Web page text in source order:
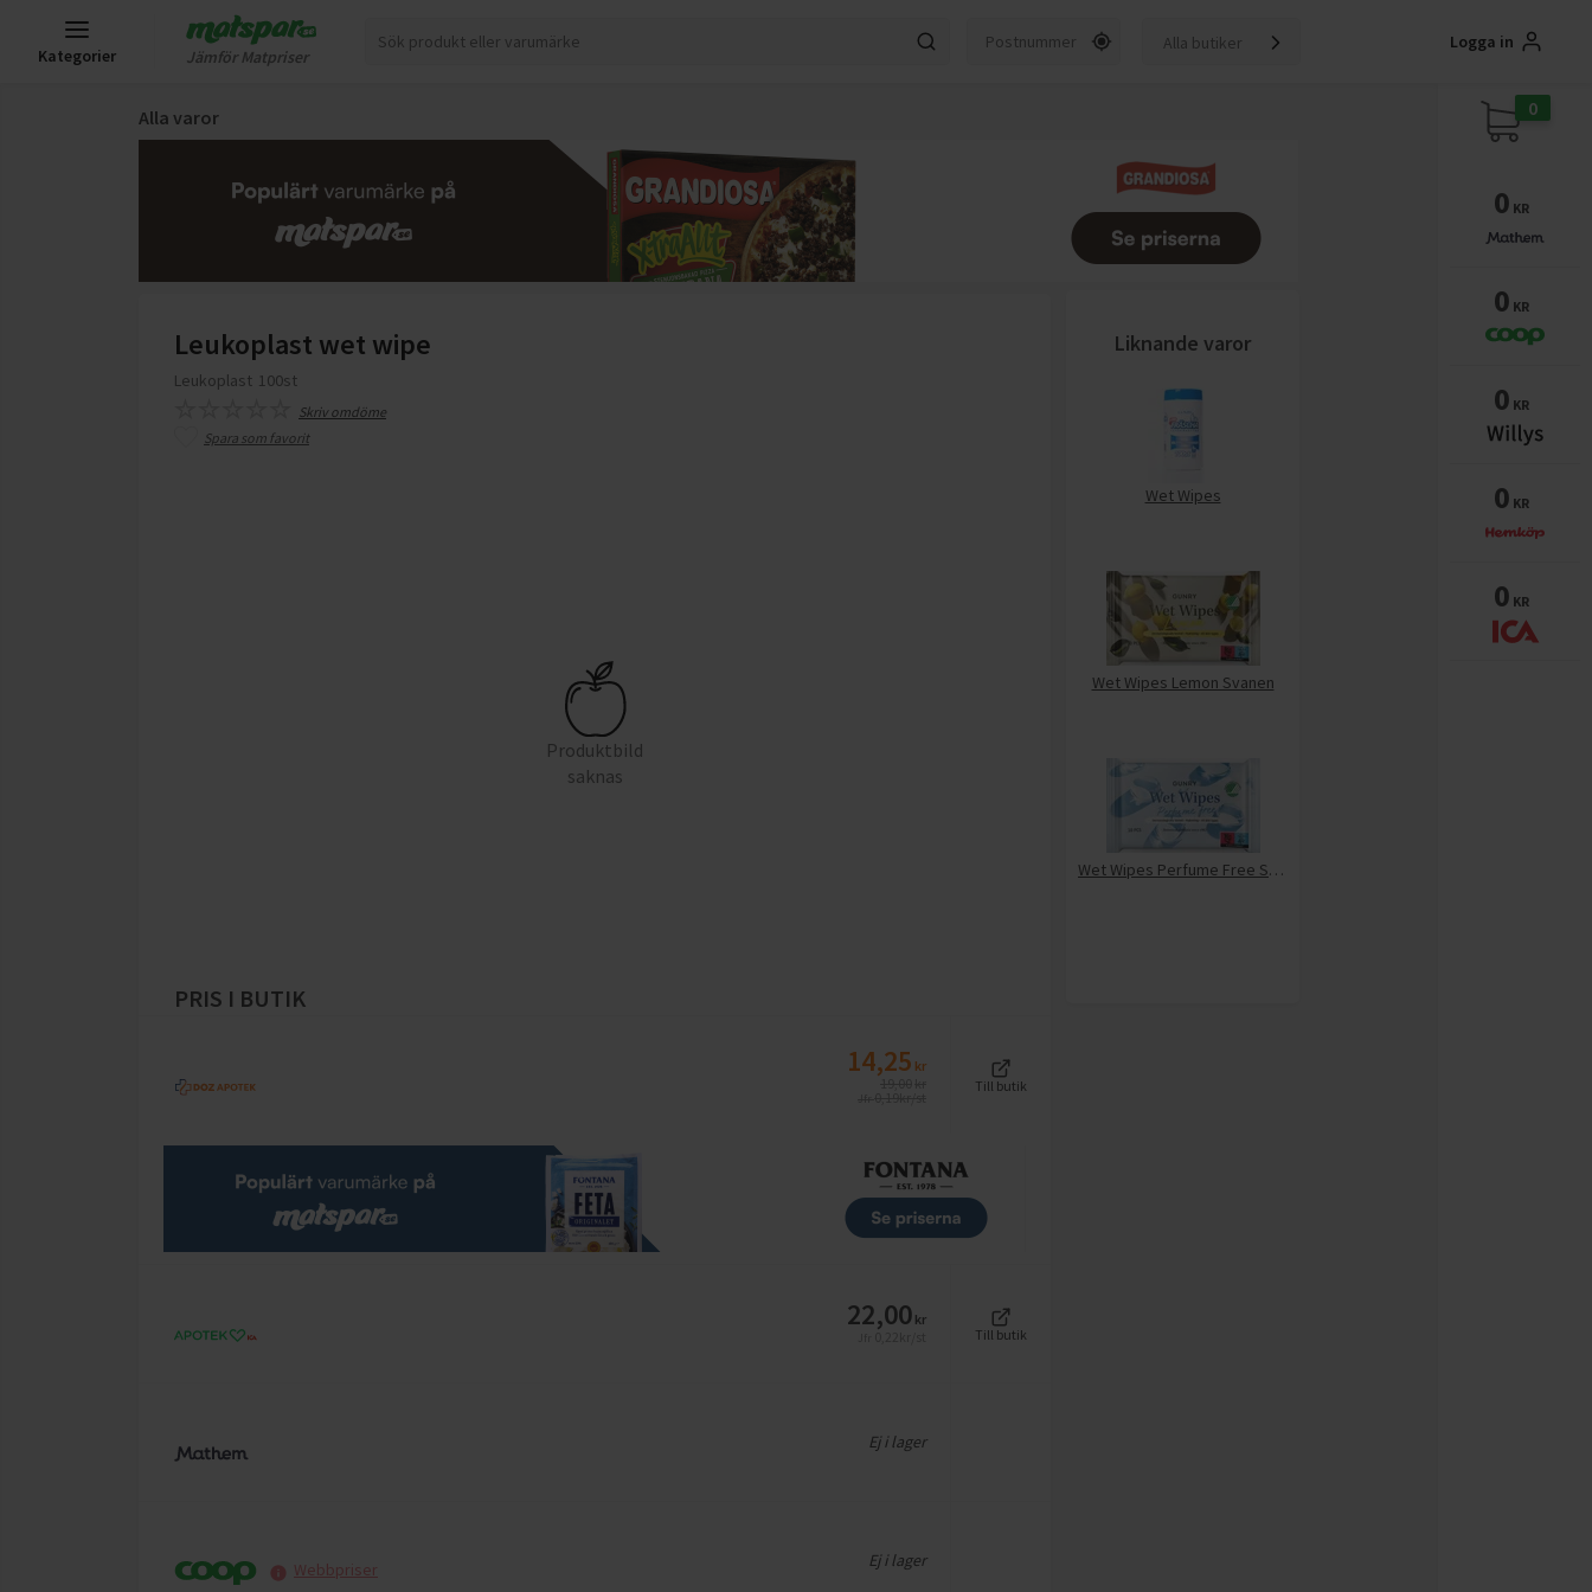
Kategorier Jämför Matpriser
Alla butiker Logga in
Alla varor
Leukoplast wet wipe
Leukoplast 100st
Skriv omdöme
Spara som favorit
Produktbild
saknas
Liknande varor
Wet Wipes
Wet Wipes Lemon Svanen
Wet Wipes Perfume Free Svanen
PRIS I BUTIK
14,25 kr
Till butik
22,00 kr
Till butik
Ej i lager
Webbpriser Ej i lager
0
0 KR
0 KR
0 KR
0 KR
0 KR